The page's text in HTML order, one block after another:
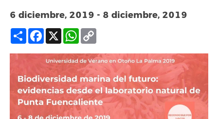
6 diciembre, 2019 - 8 diciembre, 2019
Compartir
Facebook
X WhatsApp